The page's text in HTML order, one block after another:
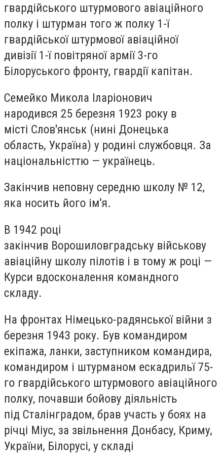
гвардійського штурмового авіаційного
полку і штурман того ж полку 1-ї
гвардійської штурмової авіаційної
дивізії 1-ї повітряної армії 3-го
Білоруського фронту, гвардії капітан.
Семейко Микола Іларіонович
народився 25 березня 1923 року в
місті Слов'янськ (нині Донецька
область, Україна) у родині службовця. За
національністтю — українець.
Закінчив неповну середню школу № 12,
яка носить його ім'я.
В 1942 році
закінчив Ворошиловградську військову
авіаційну школу пілотів і в тому ж році —
Курси вдосконалення командного
складу.
На фронтах Німецько-радянської війни з
березня 1943 року. Був командиром
екіпажа, ланки, заступником командира,
командиром і штурманом ескадрильї 75-
го гвардійського штурмового авіаційного
полку, почавши бойову діяльність
під Сталінградом, брав участь у боях на
річці Міус, за звільнення Донбасу, Криму,
України, Білорусі, у складі